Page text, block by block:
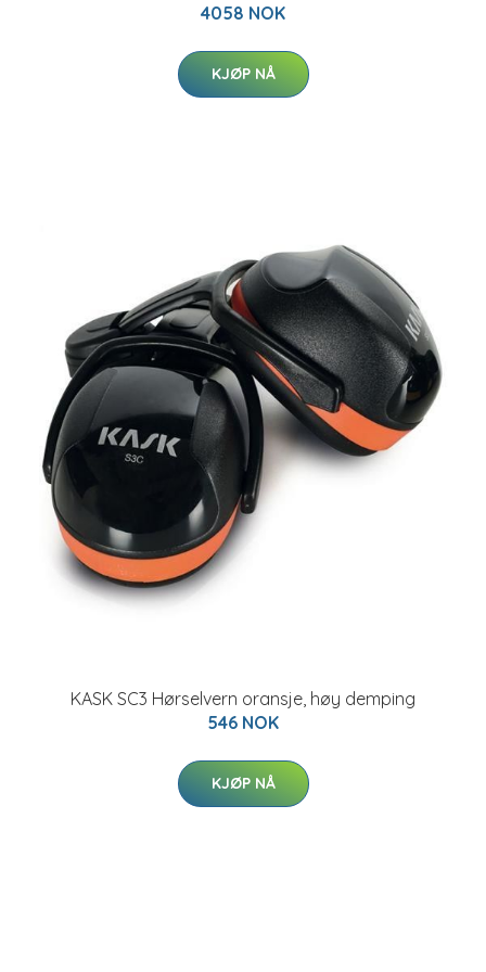
4058 NOK
KJØP NÅ
KASK SC3 Hørselvern oransje, høy demping
546 NOK
KJØP NÅ